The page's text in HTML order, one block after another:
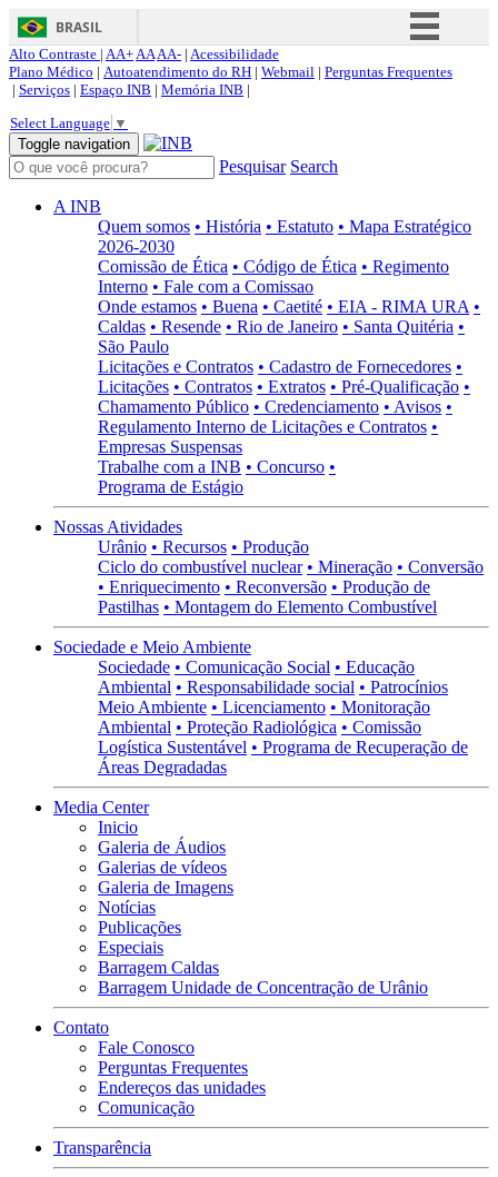
BRASIL
Simplifique!
Acesso à informação
Canais
Alto Contraste | AA+AAAA- | Acessibilidade
Plano Médico | Autoatendimento do RH | Webmail | Perguntas Frequentes
| Serviços | Espaço INB | Memória INB |
Select Language ▼
Toggle navigation
Pesquisar Search
A INB
Quem somos • História • Estatuto • Mapa Estratégico
2026-2030
Comissão de Ética • Código de Ética • Regimento
Interno • Fale com a Comissao
Onde estamos • Buena • Caetité • EIA - RIMA URA •
Caldas • Resende • Rio de Janeiro • Santa Quitéria •
São Paulo
Licitações e Contratos • Cadastro de Fornecedores •
Licitações • Contratos • Extratos • Pré-Qualificação •
Chamamento Público • Credenciamento • Avisos •
Regulamento Interno de Licitações e Contratos •
Empresas Suspensas
Trabalhe com a INB • Concurso •
Programa de Estágio
Nossas Atividades
Urânio • Recursos • Produção
Ciclo do combustível nuclear • Mineração • Conversão
• Enriquecimento • Reconversão • Produção de
Pastilhas • Montagem do Elemento Combustível
Sociedade e Meio Ambiente
Sociedade • Comunicação Social • Educação
Ambiental • Responsabilidade social • Patrocínios
Meio Ambiente • Licenciamento • Monitoração
Ambiental • Proteção Radiológica • Comissão
Logística Sustentável • Programa de Recuperação de
Áreas Degradadas
Media Center
Inicio
Galeria de Áudios
Galerias de vídeos
Galeria de Imagens
Notícias
Publicações
Especiais
Barragem Caldas
Barragem Unidade de Concentração de Urânio
Contato
Fale Conosco
Perguntas Frequentes
Endereços das unidades
Comunicação
Transparência